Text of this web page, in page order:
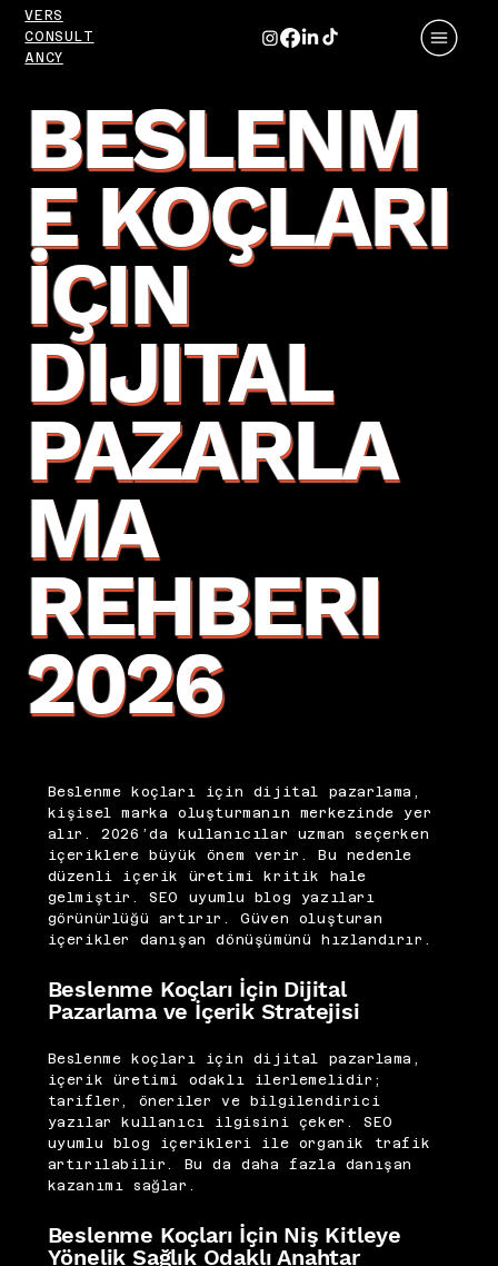
VERS
CONSULT
ANCY
BESLENM
E KOÇLARI
İÇIN
DIJITAL
PAZARLA
MA
REHBERI
2026
Beslenme koçları için dijital pazarlama,
kişisel marka oluşturmanın merkezinde yer
alır. 2026’da kullanıcılar uzman seçerken
içeriklere büyük önem verir. Bu nedenle
düzenli içerik üretimi kritik hale
gelmiştir. SEO uyumlu blog yazıları
görünürlüğü artırır. Güven oluşturan
içerikler danışan dönüşümünü hızlandırır.
Beslenme Koçları İçin Dijital
Pazarlama ve İçerik Stratejisi
Beslenme koçları için dijital pazarlama,
içerik üretimi odaklı ilerlemelidir;
tarifler, öneriler ve bilgilendirici
yazılar kullanıcı ilgisini çeker. SEO
uyumlu blog içerikleri ile organik trafik
artırılabilir. Bu da daha fazla danışan
kazanımı sağlar.
Beslenme Koçları İçin Niş Kitleye
Yönelik Sağlık Odaklı Anahtar